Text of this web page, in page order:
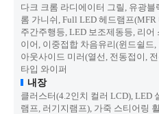
다크 크롬 라디에이터 그릴, 유광
롬 가니쉬, Full LED 헤드램프
주간주행등, LED 보조제동등, 리
이어, 이중접합 차음유리(윈드쉴드
아웃사이드 미러(열선, 전동접이,
타입 와이퍼
내장
클러스터(4.2인치 컬러 LCD), LED
램프, 러기지램프), 가죽 스티어링